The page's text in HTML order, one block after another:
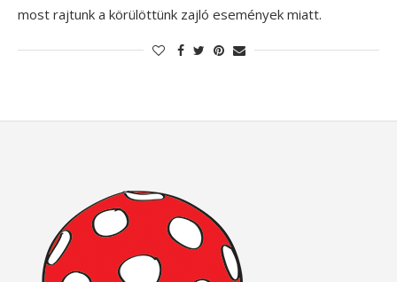
most rajtunk a körülöttünk zajló események miatt.